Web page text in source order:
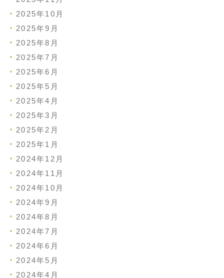
2025年10月
2025年9月
2025年8月
2025年7月
2025年6月
2025年5月
2025年4月
2025年3月
2025年2月
2025年1月
2024年12月
2024年11月
2024年10月
2024年9月
2024年8月
2024年7月
2024年6月
2024年5月
2024年4月